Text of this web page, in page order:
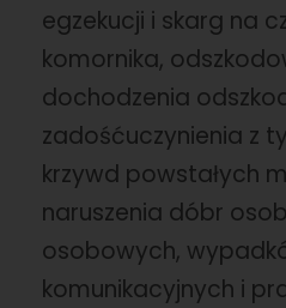
egzekucji i skarg na
komornika,
dochodzenia
zadośćuczynienia z
krzywd powstałych
naruszenia dóbr
osobowych,
komunikacyjnych i